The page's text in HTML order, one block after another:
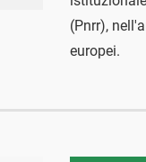
(Pnrr),
europei.